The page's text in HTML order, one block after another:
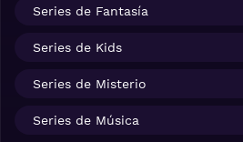
Series de Fantasía
Series de Kids
Series de Misterio
Series de Música